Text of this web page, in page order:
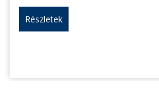
Részletek